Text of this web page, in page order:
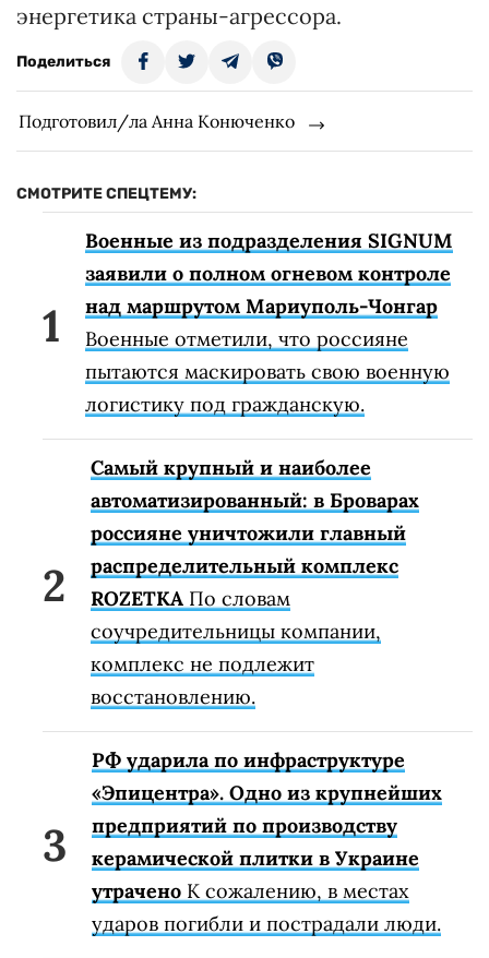
энергетика страны-агрессора.
Поделиться
Подготовил/ла Анна Конюченко
СМОТРИТЕ СПЕЦТЕМУ:
Военные из подразделения SIGNUM
заявили о полном огневом контроле
над маршрутом Мариуполь-Чонгар
Военные отметили, что россияне
пытаются маскировать свою военную
логистику под гражданскую.
Самый крупный и наиболее
автоматизированный: в Броварах
россияне уничтожили главный
распределительный комплекс
ROZETKA По словам
соучредительницы компании,
комплекс не подлежит
восстановлению.
РФ ударила по инфраструктуре
«Эпицентра». Одно из крупнейших
предприятий по производству
керамической плитки в Украине
утрачено К сожалению, в местах
ударов погибли и пострадали люди.